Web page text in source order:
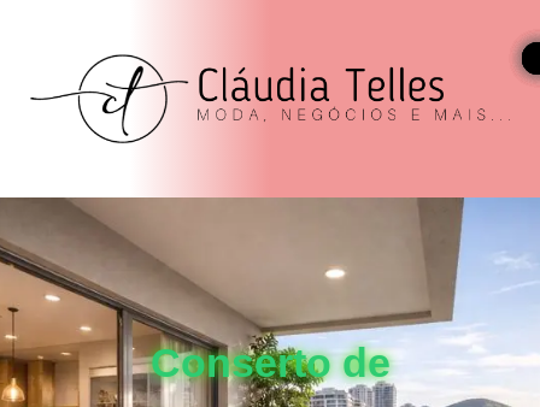
Conserto de